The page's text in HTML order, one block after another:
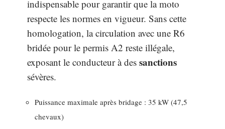
indispensable pour garantir que la moto
respecte les normes en vigueur. Sans cette
homologation, la circulation avec une R6
bridée pour le permis A2 reste illégale,
exposant le conducteur à des sanctions
sévères.
Puissance maximale après bridage : 35 kW (47,5
chevaux)